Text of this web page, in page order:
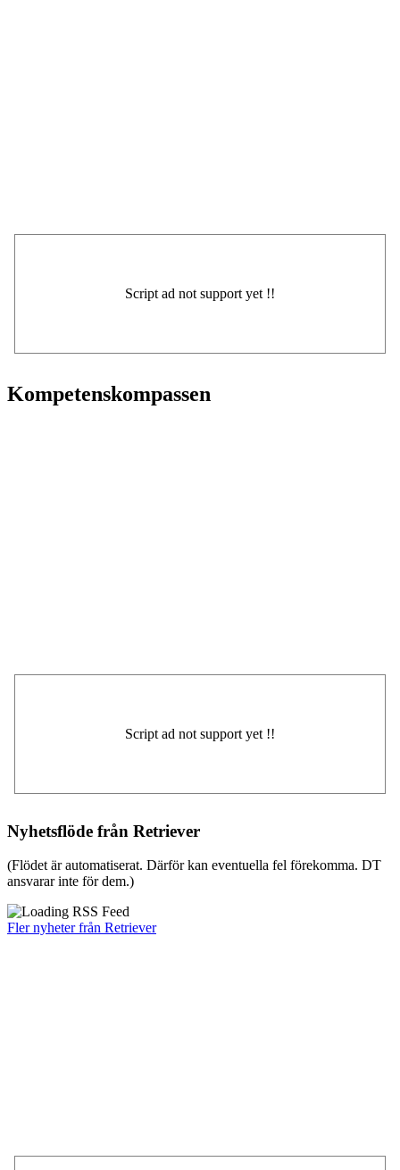
Kompetenskompassen
Nyhetsflöde från Retriever
(Flödet är automatiserat. Därför kan eventuella fel förekomma. DT
ansvarar inte för dem.)
Fler nyheter från Retriever